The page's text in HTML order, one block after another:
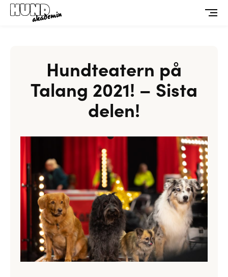
Hundteatern på
Talang 2021! – Sista
delen!